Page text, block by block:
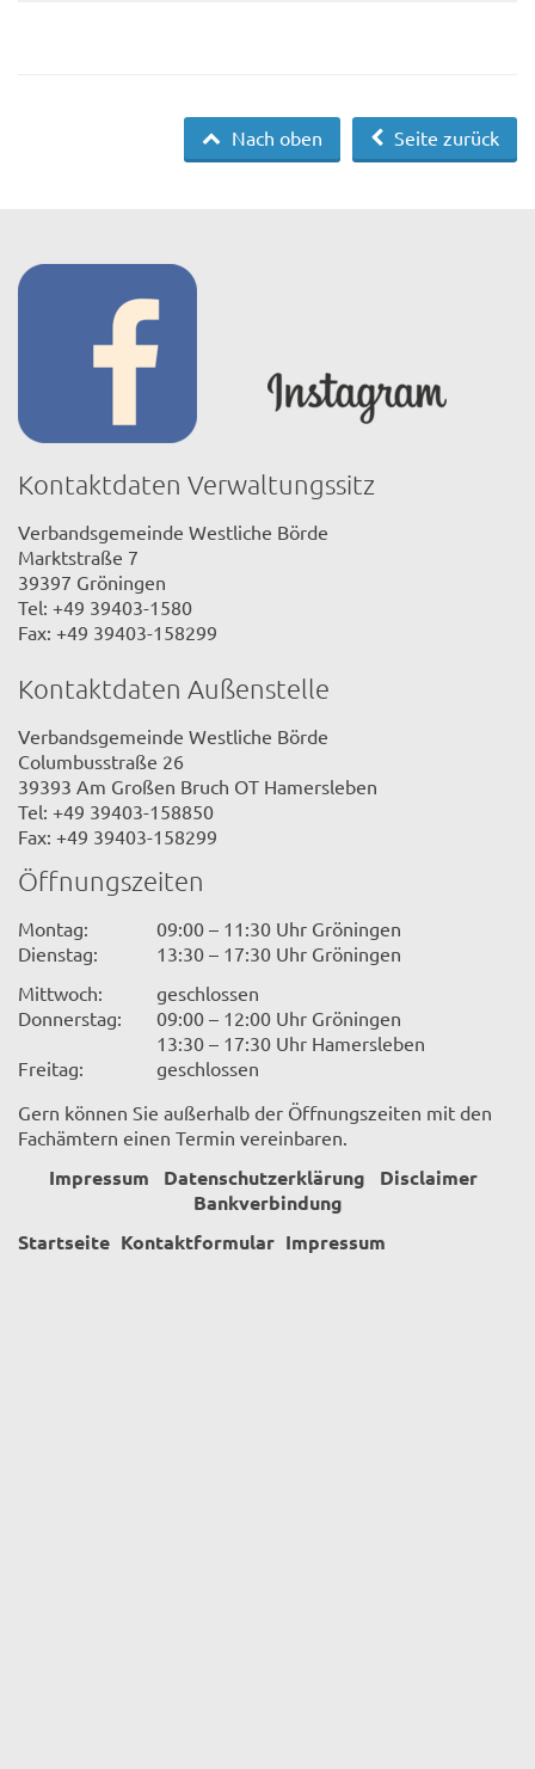
Seite zurück
Nach oben
Kontaktdaten Verwaltungssitz
Verbandsgemeinde Westliche Börde
Marktstraße 7
39397 Gröningen
Tel: +49 39403-1580
Fax: +49 39403-158299
Kontaktdaten Außenstelle
Verbandsgemeinde Westliche Börde
Columbusstraße 26
39393 Am Großen Bruch OT Hamersleben
Tel: +49 39403-158850
Fax: +49 39403-158299
Öffnungszeiten
Montag:
09:00 – 11:30 Uhr Gröningen
Dienstag:
13:30 – 17:30 Uhr Gröningen
Mittwoch:
geschlossen
Donnerstag:
09:00 – 12:00 Uhr Gröningen
13:30 – 17:30 Uhr Hamersleben
Freitag:
geschlossen
Gern können Sie außerhalb der Öffnungszeiten mit den
Fachämtern einen Termin vereinbaren.
Impressum Datenschutzerklärung
Disclaimer
Bankverbindung
Startseite Kontaktformular Impressum